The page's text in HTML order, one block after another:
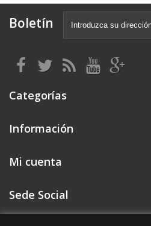
Boletín
Categorías
Información
Mi cuenta
Sede Social